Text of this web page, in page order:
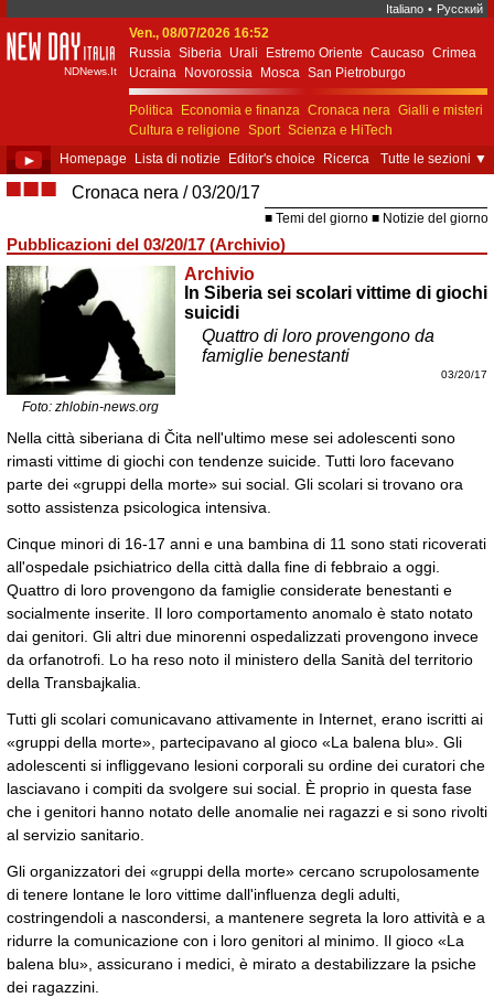
Italiano • Русский
New Day Italia
NDNews.It
Ven., 08/07/2026 16:52
Russia Siberia Urali Estremo Oriente Caucaso Crimea
Ucraina
Novorossia Mosca San Pietroburgo
Ekaterinburgo Kiev Simferopol
Sebastopoli
Politica
Economia e finanza Cronaca nera Gialli e misteri
Cultura e religione Sport Scienza e HiTech
Costume e società
Unione Europea
► Homepage Lista di notizie Editor's choice Ricerca Tutte le sezioni ▼
■■■ Cronaca nera 03/20/17
Temi del giorno Notizie del giorno
Pubblicazioni del 03/20/17 (Archivio)
Foto: zhlobin-news.org
Archivio
In Siberia sei scolari vittime di giochi
suicidi
Quattro di loro provengono da
famiglie benestanti
03/20/17
Nella città siberiana di Čita nell'ultimo mese sei adolescenti sono
rimasti vittime di giochi con tendenze suicide. Tutti loro facevano
parte dei «gruppi della morte» sui social. Gli scolari si trovano ora
sotto assistenza psicologica intensiva.
Cinque minori di 16-17 anni e una bambina di 11 sono stati ricoverati
all'ospedale psichiatrico della città dalla fine di febbraio a oggi.
Quattro di loro provengono da famiglie considerate benestanti e
socialmente inserite. Il loro comportamento anomalo è stato notato
dai genitori. Gli altri due minorenni ospedalizzati provengono invece
da orfanotrofi. Lo ha reso noto il ministero della Sanità del territorio
della Transbajkalia.
Tutti gli scolari comunicavano attivamente in Internet, erano iscritti ai
«gruppi della morte», partecipavano al gioco «La balena blu». Gli
adolescenti si infliggevano lesioni corporali su ordine dei curatori che
lasciavano i compiti da svolgere sui social. È proprio in questa fase
che i genitori hanno notato delle anomalie nei ragazzi e si sono rivolti
al servizio sanitario.
Gli organizzatori dei «gruppi della morte» cercano scrupolosamente
di tenere lontane le loro vittime dall'influenza degli adulti,
costringendoli a nascondersi, a mantenere segreta la loro attività e a
ridurre la comunicazione con i loro genitori al minimo. Il gioco «La
balena blu», assicurano i medici, è mirato a destabilizzare la psiche
dei ragazzini.